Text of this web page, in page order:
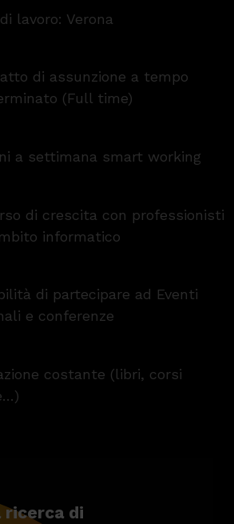
lavoro: Verona
di assunzione a tempo
(Full time)
a settimana smart working
di crescita con professionisti
informatico
di partecipare ad Eventi
e conferenze
costante (libri, corsi
ricerca di